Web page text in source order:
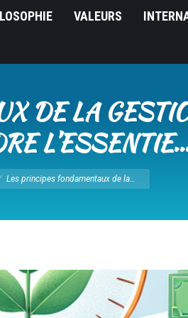
VALEURS
DE LA
Les principes fondamentaux de la…